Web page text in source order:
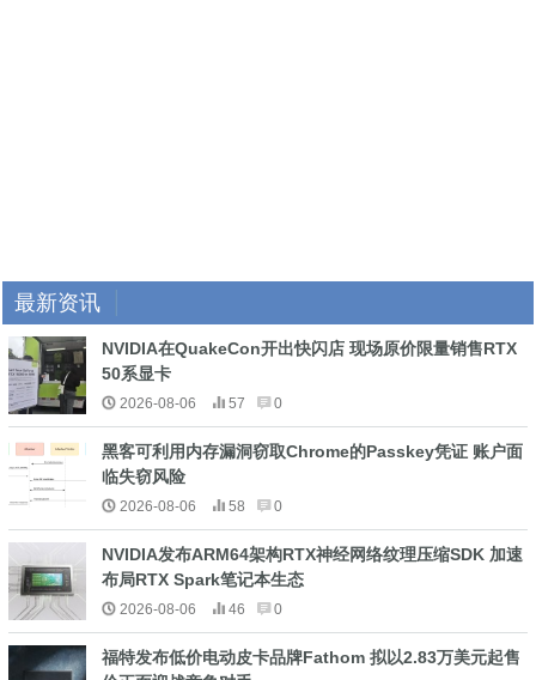
最新资讯
NVIDIA在QuakeCon开出快闪店 现场原价限量销售RTX
50系显卡
2026-08-06 57 0
黑客可利用内存漏洞窃取Chrome的Passkey凭证 账户面
临失窃风险
2026-08-06 58 0
NVIDIA发布ARM64架构RTX神经网络纹理压缩SDK 加速
布局RTX Spark笔记本生态
2026-08-06 46 0
福特发布低价电动皮卡品牌Fathom 拟以2.83万美元起售